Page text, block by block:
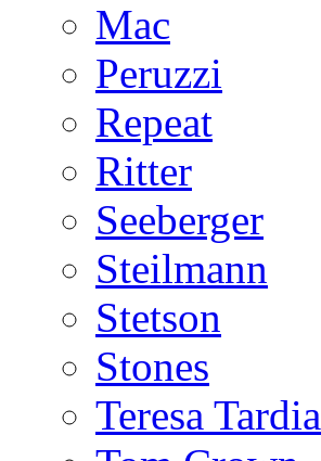
Mac
Peruzzi
Repeat
Ritter
Seeberger
Steilmann
Stetson
Stones
Teresa Tardia